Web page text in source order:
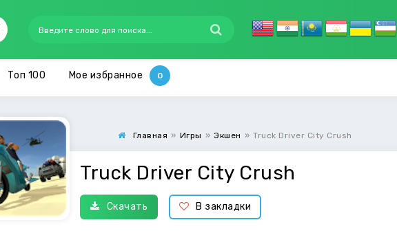
Топ 100 Мое избранное
Главная » Игры » Экшен » Truck Driver City Crush
Truck Driver City Crush
Скачать В закладки